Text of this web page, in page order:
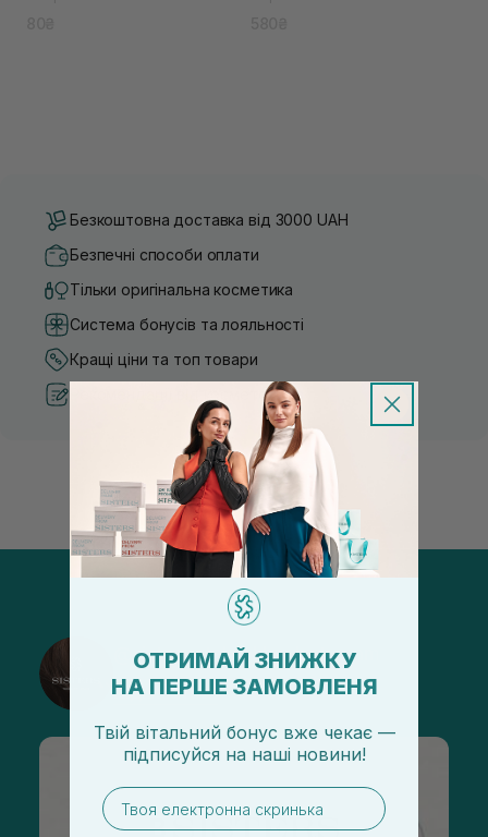
Безкоштовна доставка від 3000 UAH
Безпечні способи оплати
Тільки оригінальна косметика
Система бонусів та лояльності
Кращі ціни та топ товари
Рекомендації від косметологів
@sisters_stelmakh в Instagram
Підписатися
ОТРИМАЙ ЗНИЖКУ
НА ПЕРШЕ ЗАМОВЛЕНЯ
Твій вітальний бонус вже чекає —
підписуйся на наші новини!
email